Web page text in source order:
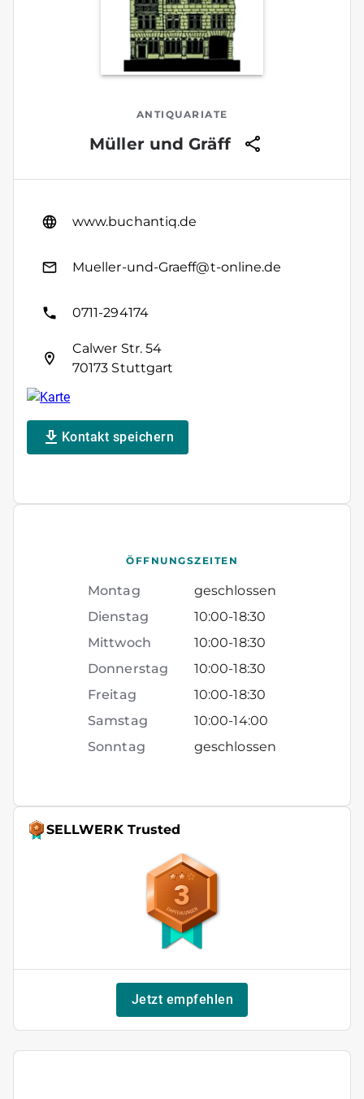
ANTIQUARIATE
Müller und Gräff
www.buchantiq.de
Mueller-und-Graeff@t-online.de
0711-294174
Calwer Str. 54
70173 Stuttgart
Kontakt speichern
ÖFFNUNGSZEITEN
Montag
geschlossen
Dienstag
10:00-18:30
Mittwoch
10:00-18:30
Donnerstag
10:00-18:30
Freitag
10:00-18:30
Samstag
10:00-14:00
Sonntag
geschlossen
SELLWERK Trusted
3
Jetzt empfehlen